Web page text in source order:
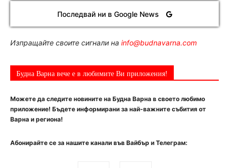
Последвай ни в Google News
Изпращайте своите сигнали на info@budnavarna.com
Будна Варна вече е в любимите Ви приложения!
Можете да следите новините на Будна Варна в своето любимо
приложение! Бъдете информирани за най-важните събития от
Варна и региона!
Абонирайте се за нашите канали във Вайбър и Телеграм: